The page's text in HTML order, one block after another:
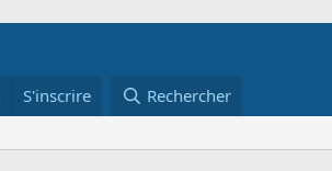
S'inscrire Rechercher